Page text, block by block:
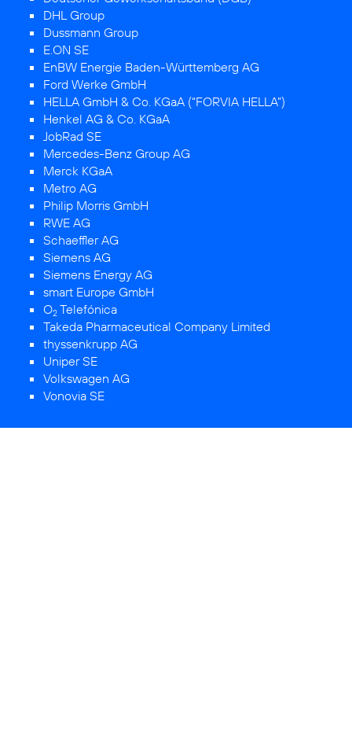
DHL Group
Dussmann Group
E.ON SE
EnBW Energie Baden-Württemberg AG
Ford Werke GmbH
HELLA GmbH & Co. KGaA (“FORVIA HELLA”)
Henkel AG & Co. KGaA
JobRad SE
Mercedes-Benz Group AG
Merck KGaA
Metro AG
Philip Morris GmbH
RWE AG
Schaeffler AG
Siemens AG
Siemens Energy AG
smart Europe GmbH
O2 Telefónica
Takeda Pharmaceutical Company Limited
thyssenkrupp AG
Uniper SE
Volkswagen AG
Vonovia SE